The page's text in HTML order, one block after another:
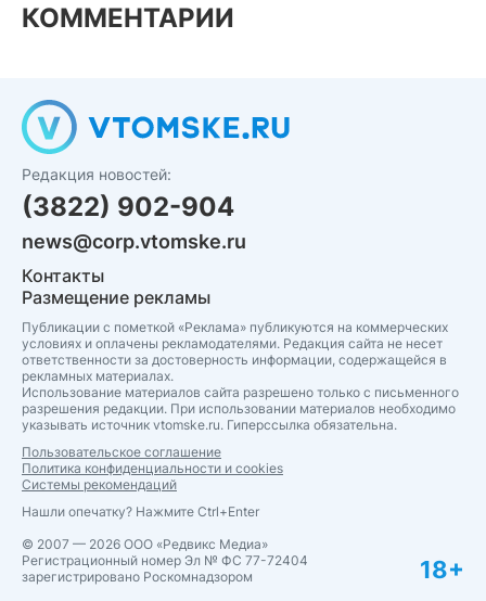
КОММЕНТАРИИ
Редакция новостей:
(3822) 902-904
news@corp.vtomske.ru
Контакты
Размещение рекламы
Публикации с пометкой «Реклама» публикуются на коммерческих
условиях и оплачены рекламодателями. Редакция сайта не несет
ответственности за достоверность информации, содержащейся в
рекламных материалах.
Использование материалов сайта разрешено только с письменного
разрешения редакции. При использовании материалов необходимо
указывать источник vtomske.ru. Гиперссылка обязательна.
Пользовательское соглашение
Политика конфиденциальности и cookies
Системы рекомендаций
Нашли опечатку? Нажмите Ctrl+Enter
© 2007 — 2026 ООО «Редвикс Медиа»
Регистрационный номер Эл № ФС 77-72404
зарегистрировано Роскомнадзором
18+